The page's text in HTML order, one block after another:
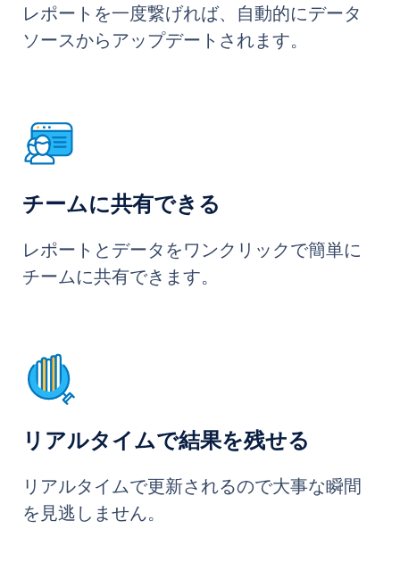
レポートを一度繋げれば、自動的にデータ
ソースからアップデートされます。
チームに共有できる
レポートとデータをワンクリックで簡単に
チームに共有できます。
リアルタイムで結果を残せる
リアルタイムで更新されるので大事な瞬間
を見逃しません。